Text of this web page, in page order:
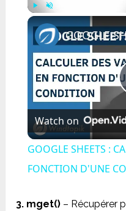
Watch on
GOOGLE SHEETS :
FONCTION D'UNE
3. mget() – Récupérer